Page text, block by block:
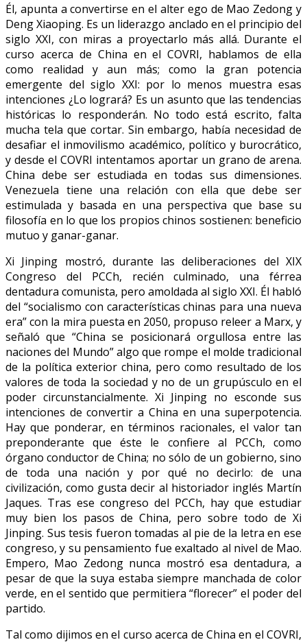
Él, apunta a convertirse en el alter ego de Mao Zedong y
Deng Xiaoping. Es un liderazgo anclado en el principio del
siglo XXI, con miras a proyectarlo más allá. Durante el
curso acerca de China en el COVRI, hablamos de ella
como realidad y aun más; como la gran potencia
emergente del siglo XXI: por lo menos muestra esas
intenciones ¿Lo logrará? Es un asunto que las tendencias
históricas lo responderán. No todo está escrito, falta
mucha tela que cortar. Sin embargo, había necesidad de
desafiar el inmovilismo académico, político y burocrático,
y desde el COVRI intentamos aportar un grano de arena.
China debe ser estudiada en todas sus dimensiones.
Venezuela tiene una relación con ella que debe ser
estimulada y basada en una perspectiva que base su
filosofía en lo que los propios chinos sostienen: beneficio
mutuo y ganar-ganar.
Xi Jinping mostró, durante las deliberaciones del XIX
Congreso del PCCh, recién culminado, una férrea
dentadura comunista, pero amoldada al siglo XXI. Él habló
del “socialismo con características chinas para una nueva
era” con la mira puesta en 2050, propuso releer a Marx, y
señaló que “China se posicionará orgullosa entre las
naciones del Mundo” algo que rompe el molde tradicional
de la política exterior china, pero como resultado de los
valores de toda la sociedad y no de un grupúsculo en el
poder circunstancialmente. Xi Jinping no esconde sus
intenciones de convertir a China en una superpotencia.
Hay que ponderar, en términos racionales, el valor tan
preponderante que éste le confiere al PCCh, como
órgano conductor de China; no sólo de un gobierno, sino
de toda una nación y por qué no decirlo: de una
civilización, como gusta decir al historiador inglés Martín
Jaques. Tras ese congreso del PCCh, hay que estudiar
muy bien los pasos de China, pero sobre todo de Xi
Jinping. Sus tesis fueron tomadas al pie de la letra en ese
congreso, y su pensamiento fue exaltado al nivel de Mao.
Empero, Mao Zedong nunca mostró esa dentadura, a
pesar de que la suya estaba siempre manchada de color
verde, en el sentido que permitiera “florecer” el poder del
partido.
Tal como dijimos en el curso acerca de China en el COVRI,